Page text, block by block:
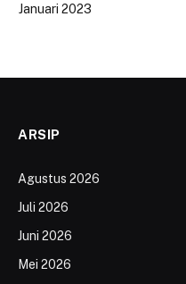
Januari 2023
ARSIP
Agustus 2026
Juli 2026
Juni 2026
Mei 2026